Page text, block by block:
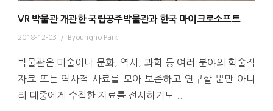
VR 박물관 개관한 국립공주박물관과 한국 마이크로소프트
2018-12-03 / Byoungho Park
박물관은 미술이나 문화, 역사, 과학 등 여러 분야의 학술적
자료 또는 역사적 사료를 모아 보존하고 연구할 뿐만 아니
라 대중에게 수집한 자료를 전시하기도...